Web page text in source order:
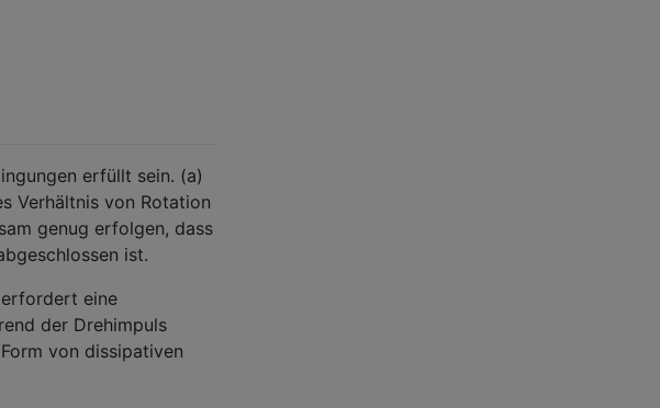
erfüllt sein. (a)
Verhältnis von Rotation
genug erfolgen, dass
ist.
erfordert eine
der Drehimpuls
von dissipativen